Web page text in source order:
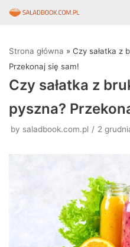
do
treści
Strona główna » Czy sałatka z
Przekonaj się sam!
Czy sałatka z
pyszna?
by saladbook.com.pl 2